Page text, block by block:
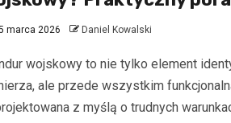
marca 2026 Daniel Kowalski
wojskowy to nie tylko element
ale przede wszystkim
z myślą o trudnych